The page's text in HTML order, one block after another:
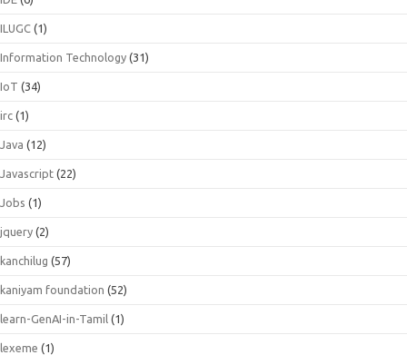
ILUGC (1)
Information Technology (31)
IoT (34)
irc (1)
Java (12)
Javascript (22)
Jobs (1)
jquery (2)
kanchilug (57)
kaniyam foundation (52)
learn-GenAI-in-Tamil (1)
lexeme (1)